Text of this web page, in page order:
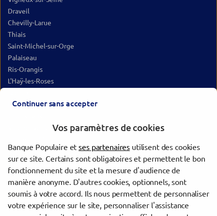
Draveil
Chevilly-Larue
Thiais
Saint-Michel-sur-Orge
Palaiseau
Ris-Orangis
L'Haÿ-les-Roses
Bourg-la-Reine
Villeneuve-Saint-Georges
Montgeron
Cachan
Villejuif
Fontenay-aux-Roses
Le Plessis-Robinson
Continuer sans accepter
Vos paramètres de cookies
Banque Populaire etses partenaires utilisent des cookies
sur ce site. Certains sont obligatoires et permettent le bon
fonctionnement du site et la mesure d'audience de
manière anonyme. D'autres cookies, optionnels, sont
soumis à votre accord. Ils nous permettent de personnaliser
votre expérience sur le site, personnaliser l'assistance